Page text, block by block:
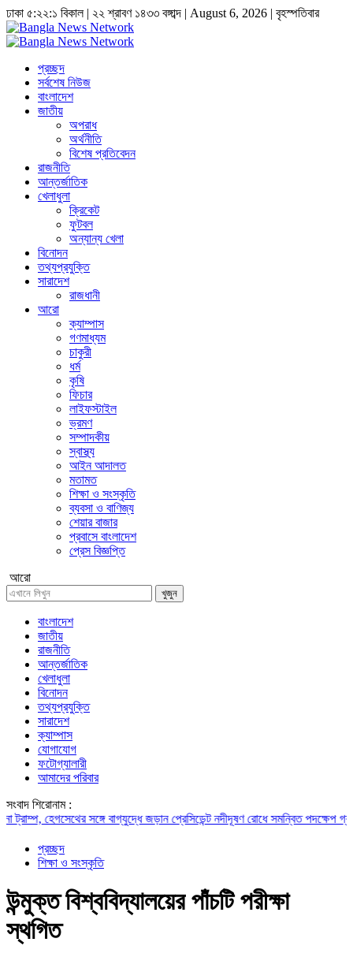
ঢাকা ৫:২২:১ বিকাল| ২২ শ্রাবণ ১৪৩৩ বঙ্গাব্দ | August 6, 2026 | বৃহস্পতিবার
প্রচ্ছদ
সর্বশেষ নিউজ
বাংলাদেশ
জাতীয়
অপরাধ
অর্থনীতি
বিশেষ প্রতিবেদন
রাজনীতি
আন্তর্জাতিক
খেলাধুলা
ক্রিকেট
ফুটবল
অন্যান্য খেলা
বিনোদন
তথ্যপ্রযুক্তি
সারাদেশ
রাজধানী
আরো
ক্যাম্পাস
গণমাধ্যম
চাকুরী
ধর্ম
কৃষি
ফিচার
লাইফস্টাইল
ভ্রমণ
সম্পাদকীয়
স্বাস্থ্য
আইন আদালত
মতামত
শিক্ষা ও সংস্কৃতি
ব্যবসা ও বাণিজ্য
শেয়ার বাজার
প্রবাসে বাংলাদেশ
প্রেস বিজ্ঞপ্তি
আরো
খুজুন
বাংলাদেশ
জাতীয়
রাজনীতি
আন্তর্জাতিক
খেলাধুলা
বিনোদন
তথ্যপ্রযুক্তি
সারাদেশ
ক্যাম্পাস
যোগাযোগ
ফটোগ্যালারী
আমাদের পরিবার
সংবাদ শিরোনাম :
হেগসেথের সঙ্গে বাগ্‌যুদ্ধে জড়ান প্রেসিডেন্টনদীদূষণ রোধে সমন্বিত পদক্ষেপ গ্রহণে
প্রচ্ছদ
শিক্ষা ও সংস্কৃতি
উন্মুক্ত বিশ্ববিদ্যালয়ের পাঁচটি পরীক্ষা
স্থগিত